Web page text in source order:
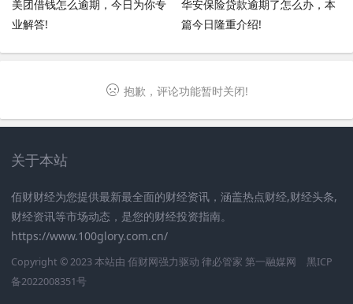
美团借钱怎么逾期，今日为你专
业解答!
华安保险贷款逾期了怎么办，本
篇今日隆重介绍!
抱歉，评论功能暂时关闭!
关于本站
佰财财经为您提供最新最全面的财经资讯，涵盖热点财经,财经头条,
财经资讯等市场动态，是您的财经投资指南。
https://www.100glory.com.cn/
Copyright © 2023 本站由 佰财网强力驱动 律必管家 第一融媒网
黑ICP
备2022008351号